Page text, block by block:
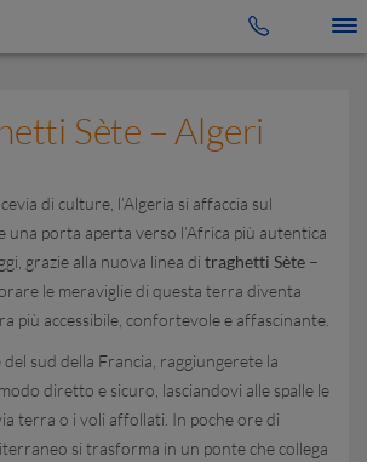
Sète – Algeri
di culture, l’Algeria si affaccia sul
una porta aperta verso l’Africa più autentica
grazie alla nuova linea di traghetti Sète –
le meraviglie di questa terra diventa
più accessibile, confortevole e affascinante.
sud della Francia, raggiungerete la
diretto e sicuro, lasciandovi alle spalle le
terra o i voli affollati. In poche ore di
si trasforma in un ponte che collega